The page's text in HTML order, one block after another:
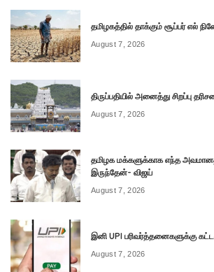
தமிழகத்தில் தாக்கும் சூப்பர் எல்
August 7, 2026
திருப்பதியில் அனைத்து சிறப்பு
August 7, 2026
தமிழக மக்களுக்காக எந்த
இருந்தேன்- விஜய்
August 7, 2026
இனி UPI பரிவர்த்தனைகளுக்கு
August 7, 2026